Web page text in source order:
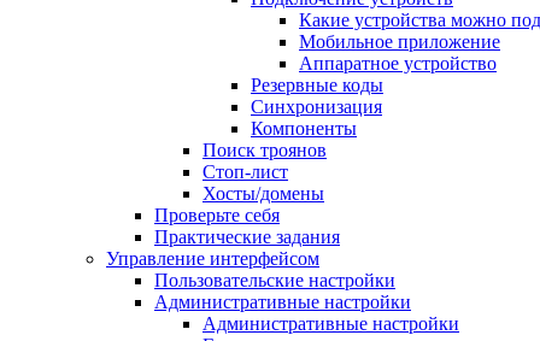
Какие устройства можно
Мобильное приложение
Аппаратное устройство
Резервные коды
Синхронизация
Компоненты
Поиск троянов
Стоп-лист
Хосты/домены
Проверьте себя
Практические задания
Управление интерфейсом
Пользовательские настройки
Административные настройки
Административные настройки